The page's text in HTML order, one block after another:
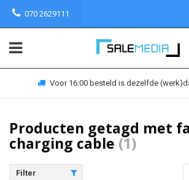
070 2629111
Voor 16:00 besteld is dezelfde
Producten getagd met
charging cable (1)
Filter